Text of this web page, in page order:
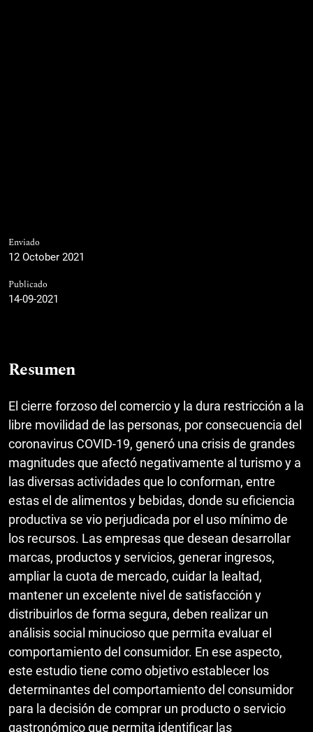
Enviado
12 October 2021
Publicado
14-09-2021
Resumen
El cierre forzoso del comercio y la dura restricción a la
libre movilidad de las personas, por consecuencia del
coronavirus COVID-19, generó una crisis de grandes
magnitudes que afectó negativamente al turismo y a
las diversas actividades que lo conforman, entre
estas el de alimentos y bebidas, donde su eficiencia
productiva se vio perjudicada por el uso mínimo de
los recursos. Las empresas que desean desarrollar
marcas, productos y servicios, generar ingresos,
ampliar la cuota de mercado, cuidar la lealtad,
mantener un excelente nivel de satisfacción y
distribuirlos de forma segura, deben realizar un
análisis social minucioso que permita evaluar el
comportamiento del consumidor. En ese aspecto,
este estudio tiene como objetivo establecer los
determinantes del comportamiento del consumidor
para la decisión de comprar un producto o servicio
gastronómico que permita identificar las